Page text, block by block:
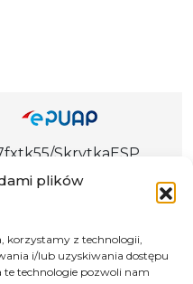
plików
korzystamy z technologii,
i/lub uzyskiwania dostępu
te technologie pozwoli nam
SkrytkaESP
14